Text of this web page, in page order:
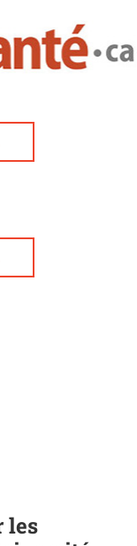
les